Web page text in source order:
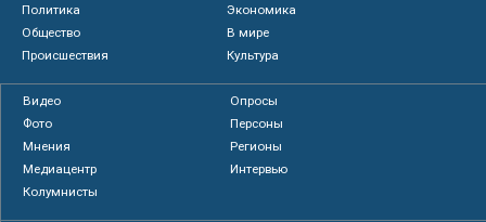
Политика
Экономика
Общество
В мире
Происшествия
Культура
Видео
Опросы
Фото
Персоны
Мнения
Регионы
Медиацентр
Интервью
Колумнисты